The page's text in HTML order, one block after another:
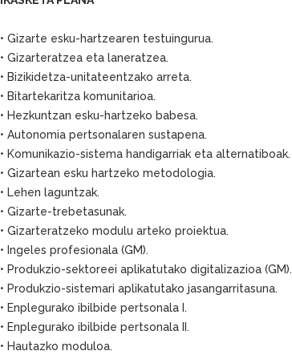
• Gizarte esku-hartzearen testuingurua.
• Gizarteratzea eta laneratzea.
• Bizikidetza-unitateentzako arreta.
• Bitartekaritza komunitarioa.
• Hezkuntzan esku-hartzeko babesa.
• Autonomia pertsonalaren sustapena.
• Komunikazio-sistema handigarriak eta alternatiboak.
• Gizartean esku hartzeko metodologia.
• Lehen laguntzak.
• Gizarte-trebetasunak.
• Gizarteratzeko modulu arteko proiektua.
• Ingeles profesionala (GM).
• Produkzio-sektoreei aplikatutako digitalizazioa (GM).
• Produkzio-sistemari aplikatutako jasangarritasuna.
• Enplegurako ibilbide pertsonala I.
• Enplegurako ibilbide pertsonala II.
• Hautazko moduloa.